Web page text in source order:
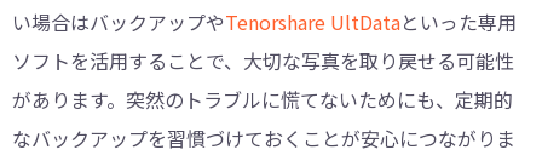
い場合はバックアップやTenorshare UltDataといった専用
ソフトを活用することで、大切な写真を取り戻せる可能性
があります。突然のトラブルに慌てないためにも、定期的
なバックアップを習慣づけておくことが安心につながりま